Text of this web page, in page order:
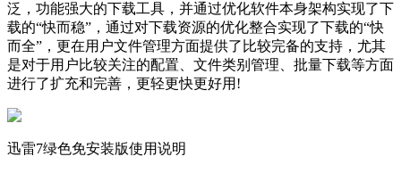
泛，功能强大的下载工具，并通过优化软件本身架构实现了下
载的“快而稳”，通过对下载资源的优化整合实现了下载的“快
而全”，更在用户文件管理方面提供了比较完备的支持，尤其
是对于用户比较关注的配置、文件类别管理、批量下载等方面
进行了扩充和完善，更轻更快更好用!
迅雷7绿色免安装版使用说明